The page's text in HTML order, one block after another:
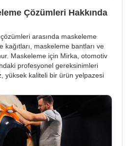
Çözümleri Hakkında
arasında maskeleme
kağıtları, maskeleme bantları ve
Maskeleme için Mirka, otomotiv
profesyonel gereksinimleri
yüksek kaliteli bir ürün yelpazesi